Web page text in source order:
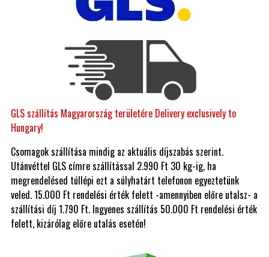
GLS szállítás Magyarország területére Delivery exclusively to
Hungary!
Csomagok szállítása mindig az aktuális díjszabás szerint.
Utánvéttel GLS címre szállítással 2.990 Ft 30 kg-ig, ha
megrendelésed túllépi ezt a súlyhatárt telefonon egyeztetünk
veled. 15.000 Ft rendelési érték felett -amennyiben előre utalsz- a
szállítási díj 1.790 Ft. Ingyenes szállítás 50.000 Ft rendelési érték
felett, kizárólag előre utalás esetén!